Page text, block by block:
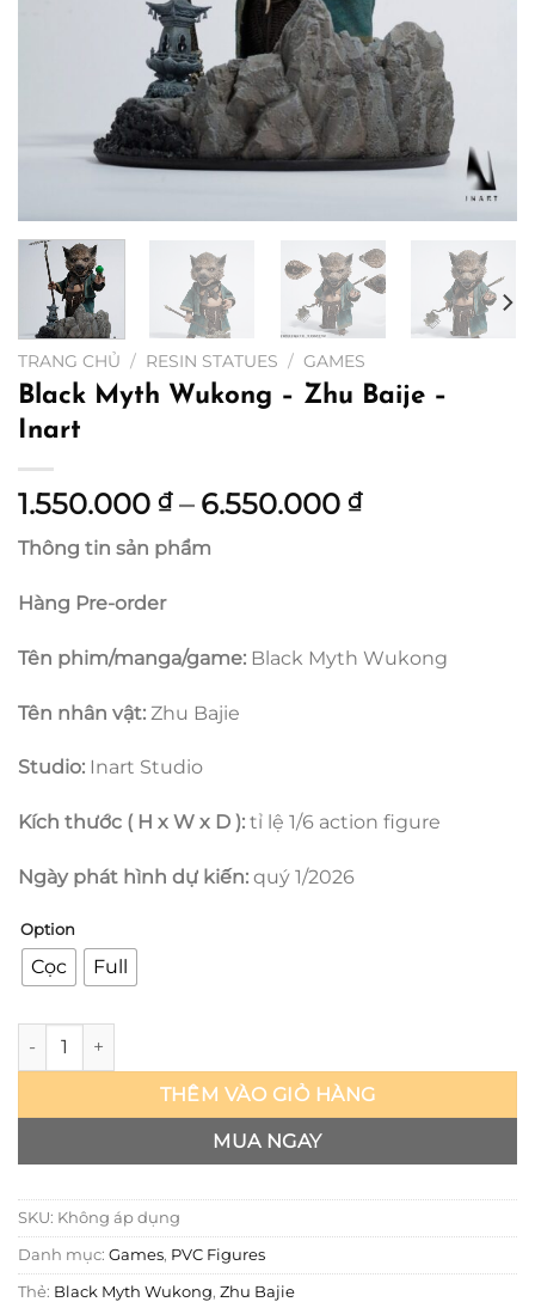
TRANG CHỦ / RESIN STATUES / GAMES
Black Myth Wukong – Zhu Baije –
Inart
1.550.000 ₫ – 6.550.000 ₫Khoảng
6.550.000 ₫
Thông tin sản phẩm
Hàng Pre-order
Tên phim/manga/game: Black Myth Wukong
Tên nhân vật: Zhu Bajie
Studio: Inart Studio
Kích thước ( H x W x D ): tỉ lệ 1/6 action figure
Ngày phát hình dự kiến: quý 1/2026
Option
Cọc Full
Black Myth Wukong - Zhu Baije - Inart số lượng
THÊM VÀO GIỎ HÀNG
MUA NGAY
SKU: Không áp dụng
Danh mục: Games, PVC Figures
Thẻ: Black Myth Wukong, Zhu Bajie